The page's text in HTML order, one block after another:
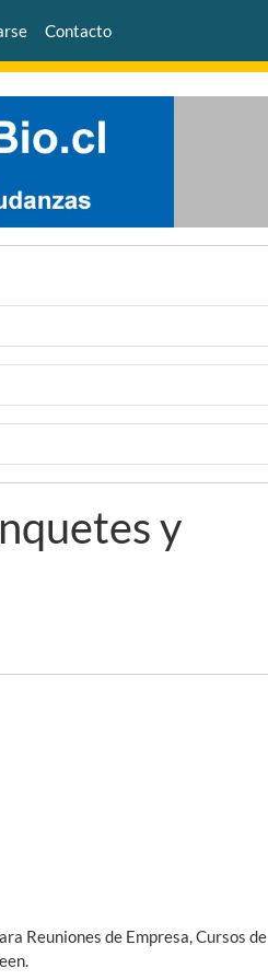
Contacto
y
Reuniones de Empresa, Cursos de